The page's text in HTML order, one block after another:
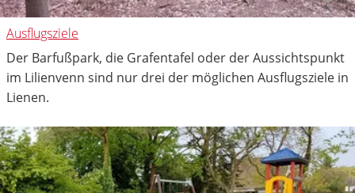
Ausflugsziele
Der Barfußpark, die Grafentafel oder der Aussichtspunkt
im Lilienvenn sind nur drei der möglichen Ausflugsziele in
Lienen.